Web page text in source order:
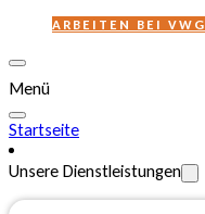
ARBEITEN BEI VWG
Menü
Startseite
Unsere Dienstleistungen